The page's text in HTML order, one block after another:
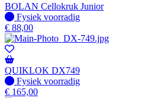
BOLAN Cellokruk Junior
Fysiek voorradig
Fysiek voorradig
€ 88,00
QUIKLOK DX749
Fysiek voorradig
Fysiek voorradig
€ 165,00